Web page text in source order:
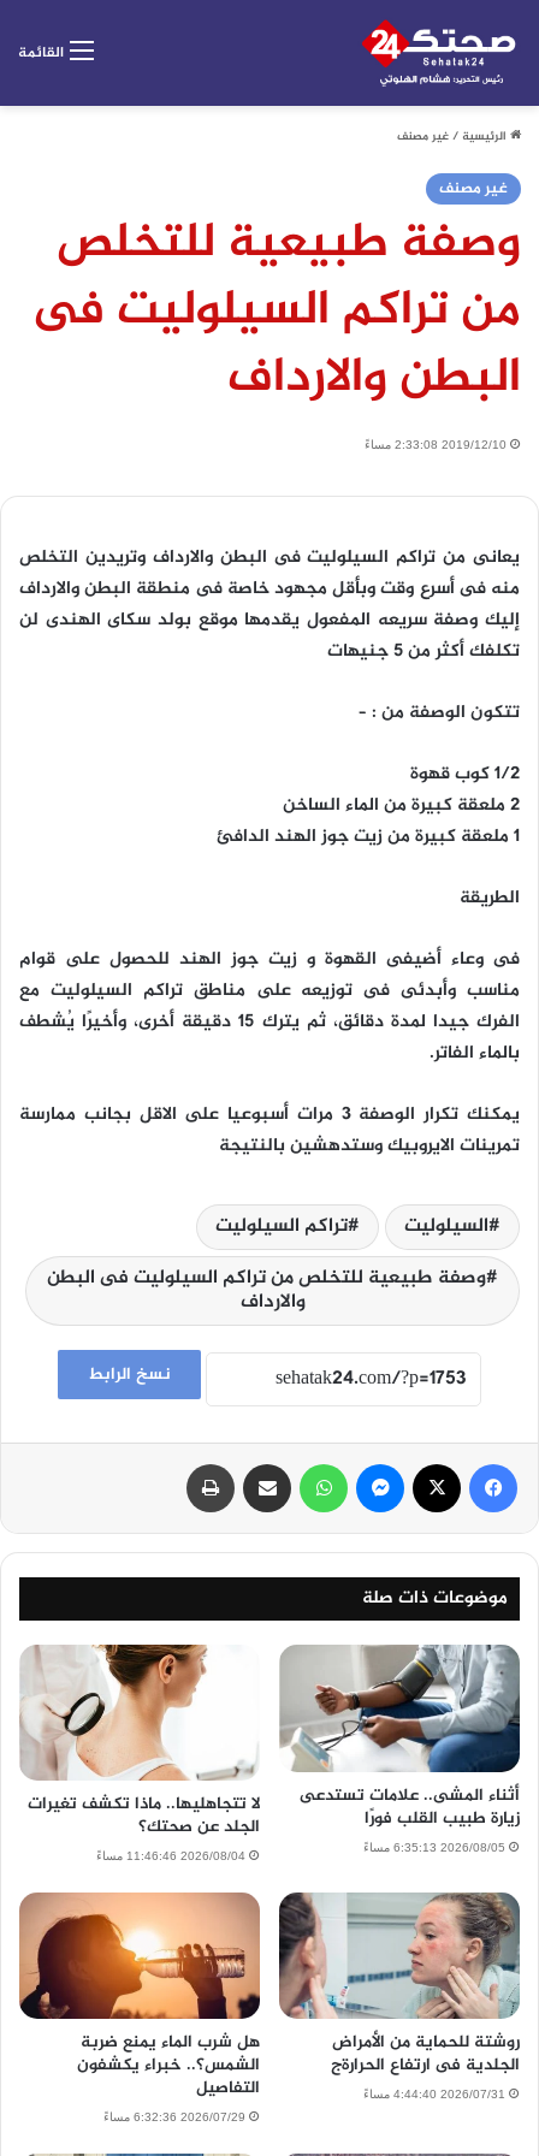
القائمة
الرئيسية/غير مصنف
غير مصنف
وصفة طبيعية للتخلص
من تراكم السيلوليت فى
البطن والارداف
2019/12/10 2:33:08 مساءً
يعانى من تراكم السيلوليت فى البطن والارداف وتريدين التخلص
منه فى أسرع وقت وبأقل مجهود خاصة فى منطقة البطن والارداف
إليك وصفة سريعه المفعول يقدمها موقع بولد سكاى الهندى لن
تكلفك أكثر من 5 جنيهات
تتكون الوصفة من : –
1/2 كوب قهوة
2 ملعقة كبيرة من الماء الساخن
1 ملعقة كبيرة من زيت جوز الهند الدافئ
الطريقة
فى وعاء أضيفى القهوة و زيت جوز الهند للحصول على قوام
مناسب وأبدئى فى توزيعه على مناطق تراكم السيلوليت مع
الفرك جيدا لمدة دقائق، ثم يترك 15 دقيقة أخرى، وأخيرًا يُشطف
بالماء الفاتر.
يمكنك تكرار الوصفة 3 مرات أسبوعيا على الاقل بجانب ممارسة
تمرينات الايروبيك وستدهشين بالنتيجة
السيلوليت
تراكم السيلوليت
وصفة طبيعية للتخلص من تراكم السيلوليت فى البطن
والارداف
نسخ الرابط
فيسبوك ماسنجر واتساب مشاركة عبر البريد
موضوعات ذات صلة
أثناء المشى.. علامات تستدعى
زيارة طبيب القلب فورًا
2026/08/05 6:35:13 مساءً
لا تتجاهليها.. ماذا تكشف تغيرات
الجلد عن صحتك؟
2026/08/04 11:46:46 مساءً
روشتة للحماية من الأمراض
الجلدية فى ارتفاع الحرارةج
2026/07/31 4:44:40 مساءً
هل شرب الماء يمنع ضربة
الشمس؟.. خبراء يكشفون
التفاصيل
2026/07/29 6:32:36 مساءً